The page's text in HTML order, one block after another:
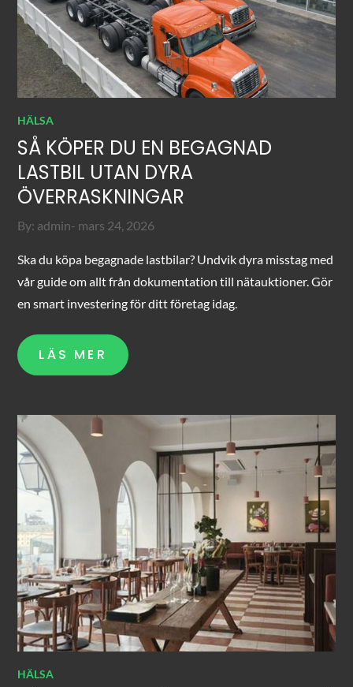
HÄLSA
SÅ KÖPER DU EN BEGAGNAD
LASTBIL UTAN DYRA
ÖVERRASKNINGAR
By: admin Posted
mars 24, 2026
Ska du köpa begagnade lastbilar? Undvik dyra misstag med
vår guide om allt från dokumentation till nätauktioner. Gör
en smart investering för ditt företag idag.
LÄS MER
HÄLSA